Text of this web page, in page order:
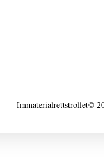
Immaterialrettstrollet©